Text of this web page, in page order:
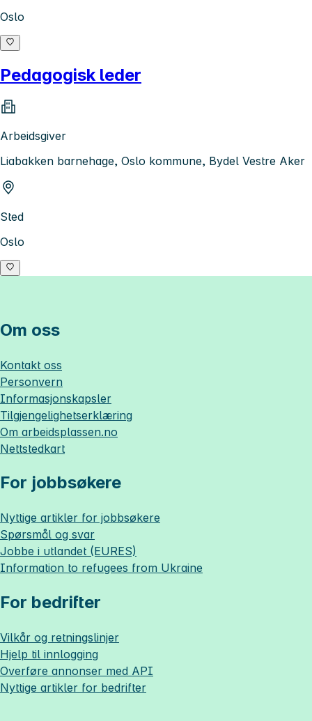
Oslo
Pedagogisk leder
Arbeidsgiver
Liabakken barnehage, Oslo kommune, Bydel Vestre Aker
Sted
Oslo
Om oss
Kontakt oss
Personvern
Informasjonskapsler
Tilgjengelighetserklæring
Om arbeidsplassen.no
Nettstedkart
For jobbsøkere
Nyttige artikler for jobbsøkere
Spørsmål og svar
Jobbe i utlandet (EURES)
Information to refugees from Ukraine
For bedrifter
Vilkår og retningslinjer
Hjelp til innlogging
Overføre annonser med API
Nyttige artikler for bedrifter